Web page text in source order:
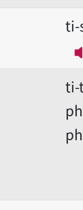
ti-
ti-